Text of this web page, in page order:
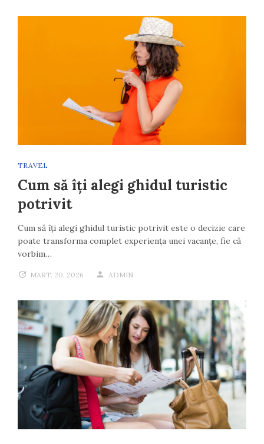
TRAVEL
Cum să îți alegi ghidul turistic
potrivit
Cum să îți alegi ghidul turistic potrivit este o decizie care
poate transforma complet experiența unei vacanțe, fie că
vorbim…
MART. 20, 2026 ADMIN